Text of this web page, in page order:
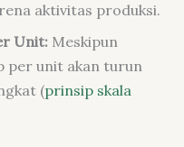
aktivitas produksi.
Unit: Meskipun
per unit akan turun
(prinsip skala